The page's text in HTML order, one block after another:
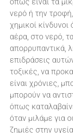
νερό ή την
χημικοί
αέρα, στο νερό,
απορρυπαντικά,
επιδράσεις
τοξικές, να
είναι χρόνιες,
μπορούν να
όπως
όταν μιλάμε για
ζημιές στην